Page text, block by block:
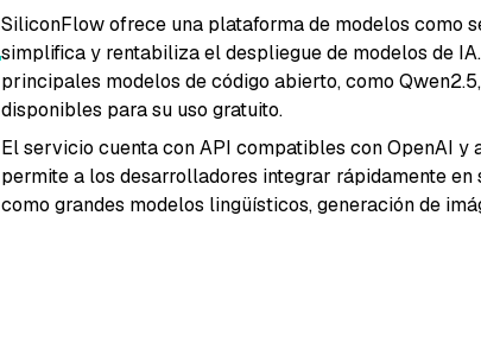
SiliconFlow ofrece una plataforma de modelos como
simplifica y rentabiliza el despliegue de modelos de
principales modelos de código abierto, como
disponibles para su uso gratuito.
El servicio cuenta con API compatibles con OpenAI y
permite a los desarrolladores integrar rápidamente
como grandes modelos lingüísticos, generación de